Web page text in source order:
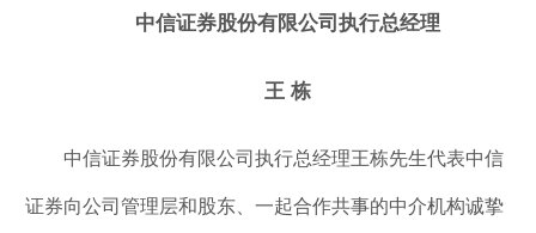
中信证券股份有限公司执行总经理
王 栋
中信证券股份有限公司执行总经理王栋先生代表中信
证券向公司管理层和股东、一起合作共事的中介机构诚挚